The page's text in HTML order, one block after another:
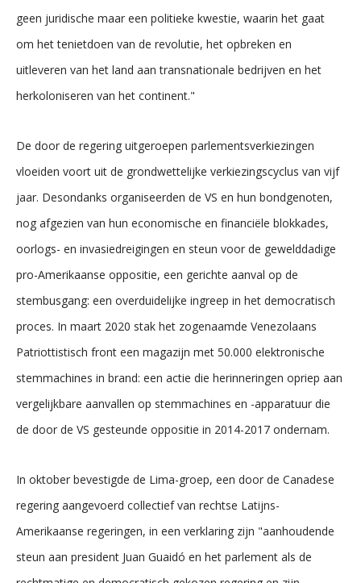
geen juridische maar een politieke kwestie, waarin het gaat
om het tenietdoen van de revolutie, het opbreken en
uitleveren van het land aan transnationale bedrijven en het
herkoloniseren van het continent."
De door de regering uitgeroepen parlementsverkiezingen
vloeiden voort uit de grondwettelijke verkiezingscyclus van vijf
jaar. Desondanks organiseerden de VS en hun bondgenoten,
nog afgezien van hun economische en financiële blokkades,
oorlogs- en invasiedreigingen en steun voor de gewelddadige
pro-Amerikaanse oppositie, een gerichte aanval op de
stembusgang: een overduidelijke ingreep in het democratisch
proces. In maart 2020 stak het zogenaamde Venezolaans
Patriottistisch front een magazijn met 50.000 elektronische
stemmachines in brand: een actie die herinneringen opriep aan
vergelijkbare aanvallen op stemmachines en -apparatuur die
de door de VS gesteunde oppositie in 2014-2017 ondernam.
In oktober bevestigde de Lima-groep, een door de Canadese
regering aangevoerd collectief van rechtse Latijns-
Amerikaanse regeringen, in een verklaring zijn "aanhoudende
steun aan president Juan Guaidó en het parlement als de